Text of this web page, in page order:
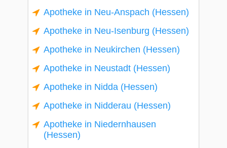
Apotheke in Neu-Anspach (Hessen)
Apotheke in Neu-Isenburg (Hessen)
Apotheke in Neukirchen (Hessen)
Apotheke in Neustadt (Hessen)
Apotheke in Nidda (Hessen)
Apotheke in Nidderau (Hessen)
Apotheke in Niedernhausen
(Hessen)